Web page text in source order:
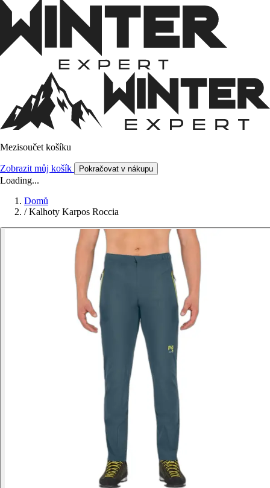
Mezisoučet košíku
Zobrazit můj košík Pokračovat v nákupu
Loading...
Domů
/ Kalhoty Karpos Roccia